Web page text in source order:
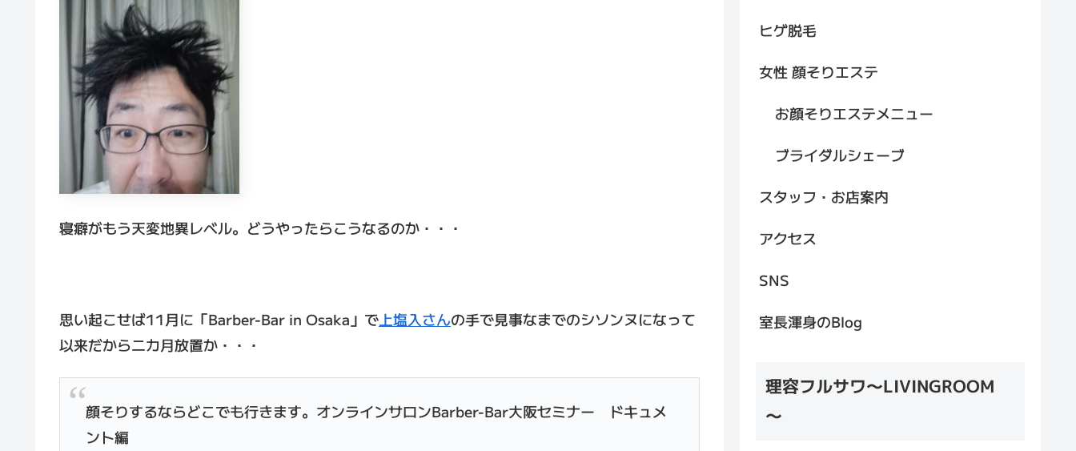
寝癖がもう天変地異レベル。どうやったらこうなるのか・・・
思い起こせば11月に「Barber-Bar in Osaka」で 上塩入さんの手で見事なまでのシソンヌになって
以来だから二カ月放置か・・・
顔そりするならどこでも行きます。オンラインサロンBarber-Bar大阪セミナー ドキュメ
ント編
ヒゲ脱毛
女性 顔そりエステ
お顔そりエステメニュー
ブライダルシェーブ
スタッフ・お店案内
アクセス
SNS
室長渾身のBlog
理容フルサワ～LIVINGROOM
～